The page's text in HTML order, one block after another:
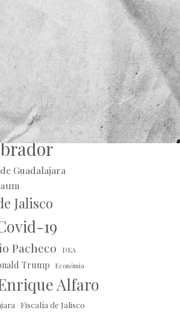
Guadalajara
Jalisco
19
Pacheco DEA
Trump Económia
Alfaro
Fiscalía de Jalisco